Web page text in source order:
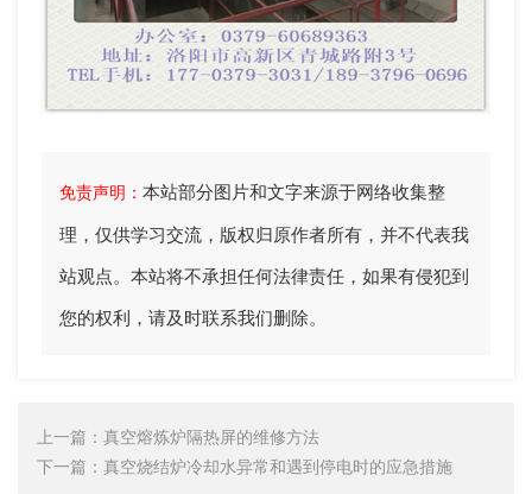
免责声明： 本站部分图片和文字来源于网络收集整
理，仅供学习交流，版权归原作者所有，并不代表我
站观点。本站将不承担任何法律责任，如果有侵犯到
您的权利，请及时联系我们删除。
上一篇： 真空熔炼炉隔热屏的维修方法
下一篇： 真空烧结炉冷却水异常和遇到停电时的应急措施